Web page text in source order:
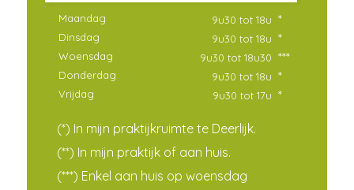
Maandag 9u30 tot 18u *
Dinsdag 9u30 tot 18u *
Woensdag 9u30 tot 18u30 ***
Donderdag 9u30 tot 18u *
Vrijdag 9u30 tot 17u *
(*) In mijn praktijkruimte te Deerlijk.
(**) In mijn praktijk of aan huis.
(***) Enkel aan huis op woensdag